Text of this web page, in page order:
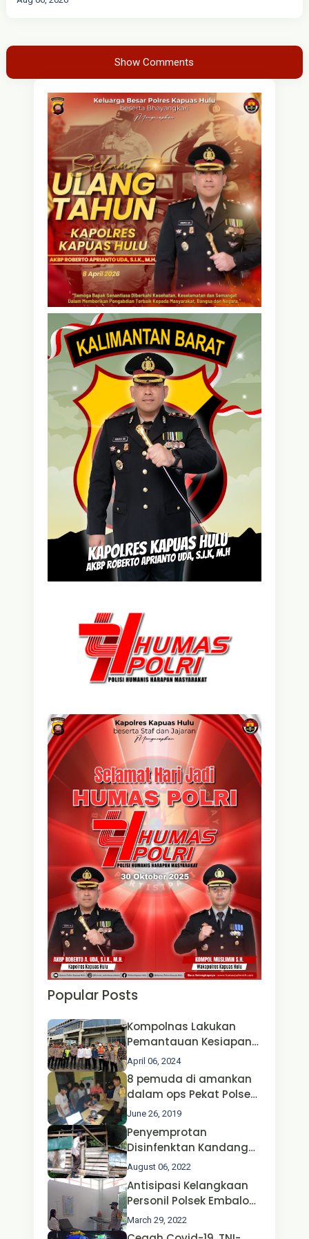
Show Comments
Popular Posts
Kompolnas Lakukan
Pemantauan Kesiapan
Operasi Ketupat 2024 di
Polda Jatim Bersama
Kapolri dan Menteri
Perhubungan
April 06, 2024
8 pemuda di amankan
dalam ops Pekat Polsek
Jongkong
June 26, 2019
Penyemprotan
Disinfenktan Kandang
Ternak Kambing warga
Oleh Satgas Ops Aman
Nusa II Polda Kalbar*
August 06, 2022
Antisipasi Kelangkaan
Personil Polsek Embaloh
Hulu Gencar Lakukan
Pengecekan Oksigen
March 29, 2022